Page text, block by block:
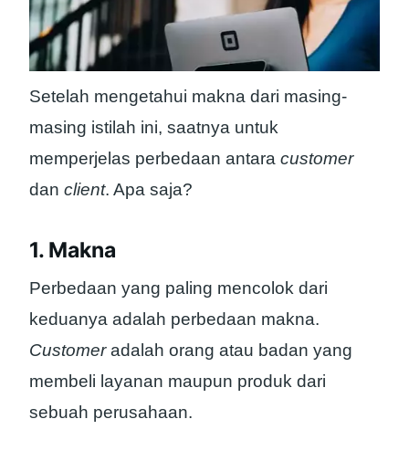
Setelah mengetahui makna dari masing-
masing istilah ini, saatnya untuk
memperjelas perbedaan antara customer
dan client. Apa saja?
1. Makna
Perbedaan yang paling mencolok dari
keduanya adalah perbedaan makna.
Customeradalah orang atau badan yang
membeli layanan maupun produk dari
sebuah perusahaan.